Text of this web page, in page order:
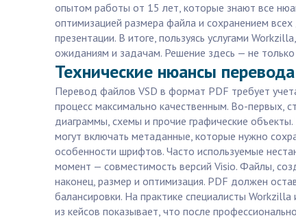
опытом работы от 15 лет, которые знают все
оптимизацией размера файла и сохранением
презентации. В итоге, пользуясь услугами
ожиданиям и задачам. Решение здесь — не
Технические нюансы
Перевод файлов VSD в формат PDF требует
процесс максимально качественным. Во-
диаграммы, схемы и прочие графические
могут включать метаданные, которые нужно
особенности шрифтов. Часто используемые
момент — совместимость версий Visio. Файлы,
наконец, размер и оптимизация. PDF должен
балансировки. На практике специалисты
из кейсов показывает, что после